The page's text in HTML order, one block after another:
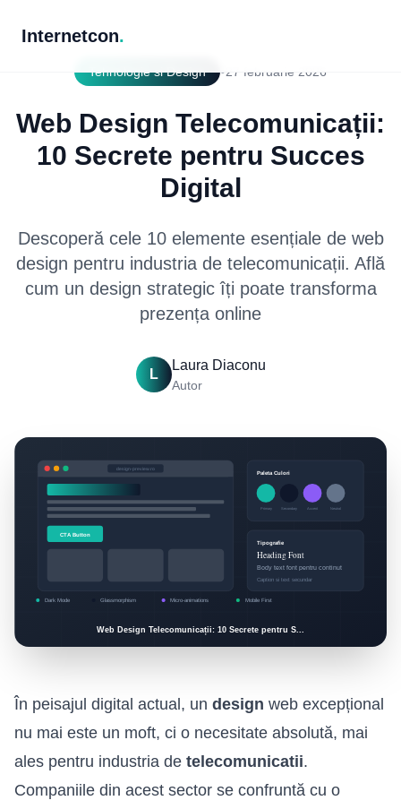
Internetcon.
Tehnologie si Design •27 februarie 2026
Web Design Telecomunicații:
10 Secrete pentru Succes
Digital
Descoperă cele 10 elemente esențiale de web
design pentru industria de telecomunicații. Află
cum un design strategic îți poate transforma
prezența online
L
Laura Diaconu
Autor
În peisajul digital actual, un design web excepțional
nu mai este un moft, ci o necesitate absolută, mai
ales pentru industria de telecomunicatii.
Companiile din acest sector se confruntă cu o